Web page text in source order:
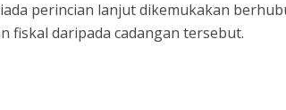
perincian lanjut dikemukakan
fiskal daripada cadangan tersebut.